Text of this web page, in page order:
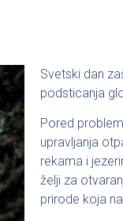
Svetski dan
podsticanja
Pored
upravljanja
rekama i
želji za
prirode koja